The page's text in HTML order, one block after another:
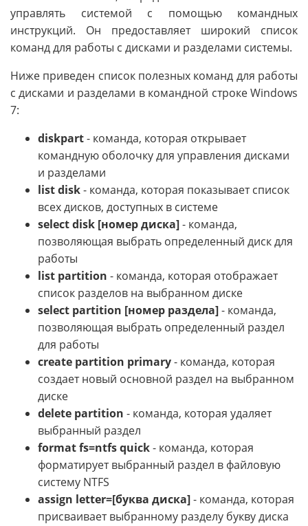
управлять системой с помощью командных
инструкций. Он предоставляет широкий список
команд для работы с дисками и разделами системы.
Ниже приведен список полезных команд для работы
с дисками и разделами в командной строке Windows
7:
diskpart- команда, которая открывает
командную оболочку для управления дисками
и разделами
list disk- команда, которая показывает список
всех дисков, доступных в системе
select disk [номер диска]- команда,
позволяющая выбрать определенный диск для
работы
list partition - команда, которая отображает
список разделов на выбранном диске
select partition [номер раздела]- команда,
позволяющая выбрать определенный раздел
для работы
create partition primary- команда, которая
создает новый основной раздел на выбранном
диске
delete partition - команда, которая удаляет
выбранный раздел
format fs=ntfs quick- команда, которая
форматирует выбранный раздел в файловую
систему NTFS
assign letter=[буква диска]- команда, которая
присваивает выбранному разделу букву диска